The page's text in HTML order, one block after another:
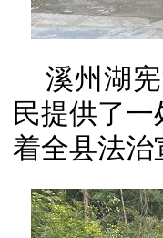
溪州湖
民提供了
着全县法治